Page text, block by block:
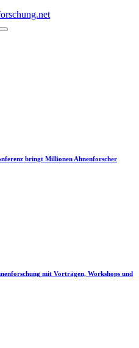
bringt Millionen Ahnenforscher
mit Vorträgen, Workshops und